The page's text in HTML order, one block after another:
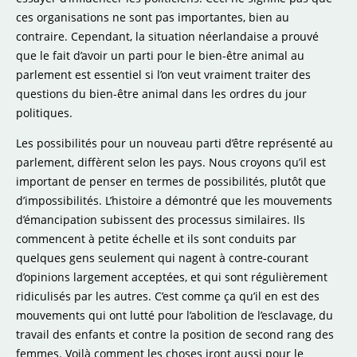
ces organisations ne sont pas importantes, bien au
contraire. Cependant, la situation néerlandaise a prouvé
que le fait d’avoir un parti pour le bien-être animal au
parlement est essentiel si l’on veut vraiment traiter des
questions du bien-être animal dans les ordres du jour
politiques.
Les possibilités pour un nouveau parti d’être représenté au
parlement, diffèrent selon les pays. Nous croyons qu’il est
important de penser en termes de possibilités, plutôt que
d’impossibilités. L’histoire a démontré que les mouvements
d’émancipation subissent des processus similaires. Ils
commencent à petite échelle et ils sont conduits par
quelques gens seulement qui nagent à contre-courant
d’opinions largement acceptées, et qui sont régulièrement
ridiculisés par les autres. C’est comme ça qu’il en est des
mouvements qui ont lutté pour l’abolition de l’esclavage, du
travail des enfants et contre la position de second rang des
femmes. Voilà comment les choses iront aussi pour le